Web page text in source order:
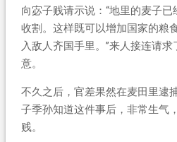
向宓子贱请示说：“地里的麦子
收割。这样既可以增加国家的粮
入敌人齐国手里。”来人接连请
意。
不久之后，官差果然在麦田里逮
子季孙知道这件事后，非常生气
贱。